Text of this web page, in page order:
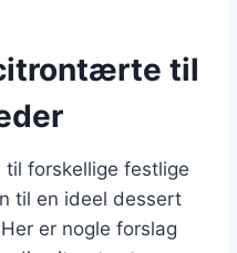
til
forskellige festlige
til en ideel dessert
er nogle forslag